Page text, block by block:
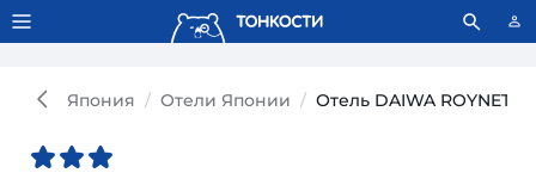
Тонкости используют сookie-файлы. Что это значит?
Япония Отели Японии Отель DAIWA ROYNET